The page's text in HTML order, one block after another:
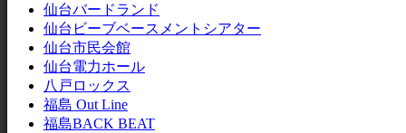
仙台バードランド
仙台ビーブベースメントシアター
仙台市民会館
仙台電力ホール
八戸ロックス
福島 Out Line
福島BACK BEAT